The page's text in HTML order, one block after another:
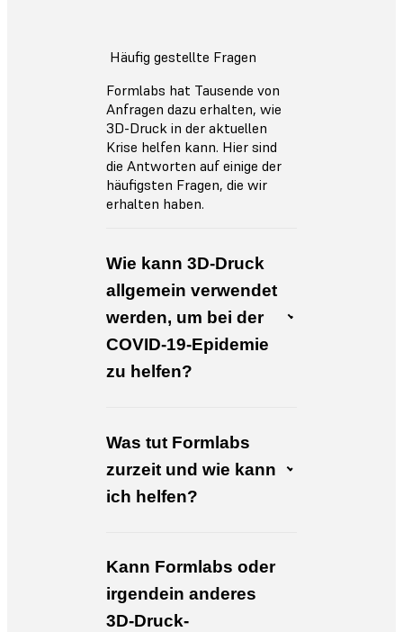
Häufig gestellte Fragen
Formlabs hat Tausende von
Anfragen dazu erhalten, wie
3D-Druck in der aktuellen
Krise helfen kann. Hier sind
die Antworten auf einige der
häufigsten Fragen, die wir
erhalten haben.
Wie kann 3D-Druck
allgemein verwendet
werden, um bei der
COVID-19-Epidemie
zu helfen?
Was tut Formlabs
zurzeit und wie kann
ich helfen?
Kann Formlabs oder
irgendein anderes
3D-Druck-